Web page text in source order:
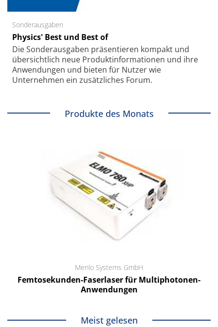
Sonderausgaben
Physics' Best und Best of
Die Sonder­ausgaben präsentieren kompakt und
übersichtlich neue Produkt­informationen und ihre
Anwendungen und bieten für Nutzer wie
Unternehmen ein zusätzliches Forum.
Produkte des Monats
Menlo Systems GmbH
Femtosekunden-Faserlaser für Multiphotonen-
Anwendungen
Meist gelesen